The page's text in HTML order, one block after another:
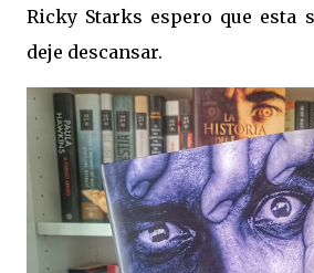
Ricky Starks espero que esta
deje descansar.